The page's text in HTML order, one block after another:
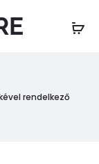
rendelkező